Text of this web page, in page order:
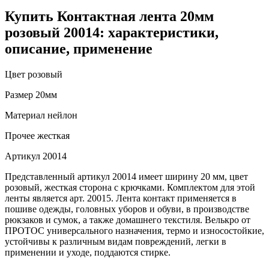
Купить Контактная лента 20мм
розовый 20014: характеристики,
описание, применение
Цвет розовый
Размер 20мм
Материал нейлон
Прочее жесткая
Артикул 20014
Представленный артикул 20014 имеет ширину 20 мм, цвет
розовый, жесткая сторона с крючками. Комплектом для этой
ленты является арт. 20015. Лента контакт применяется в
пошиве одежды, головных уборов и обуви, в производстве
рюкзаков и сумок, а также домашнего текстиля. Велькро от
ПРОТОС универсального назначения, термо и износостойкие,
устойчивы к различным видам повреждений, легки в
применении и уходе, поддаются стирке.